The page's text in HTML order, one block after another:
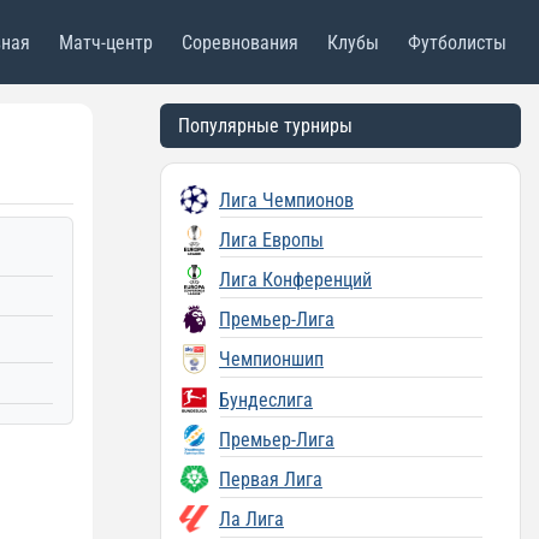
Матч-центр Соревнования Клубы Футболисты
Популярные турниры
Лига Чемпионов
Лига Европы
Лига Конференций
Премьер-Лига
Чемпионшип
Бундеслига
Премьер-Лига
Первая Лига
Ла Лига